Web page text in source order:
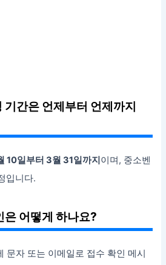
기간은 언제부터 언제까지
10일부터 3월 31일까지이며, 중소벤
입니다.
은 어떻게 하나요?
문자 또는 이메일로 접수 확인 메시